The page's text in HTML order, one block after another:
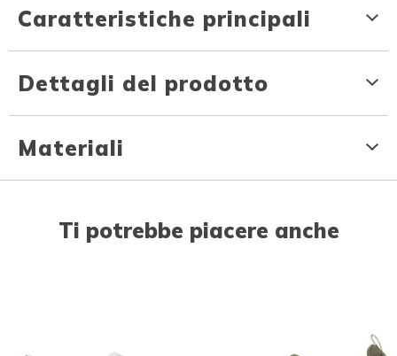
Caratteristiche principali
Dettagli del prodotto
Materiali
Ti potrebbe piacere anche